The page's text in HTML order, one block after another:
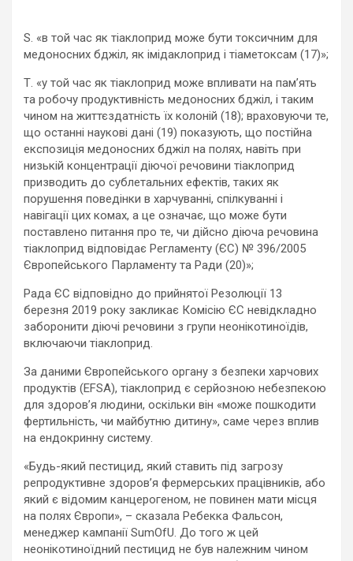
S. «в той час як тіаклоприд може бути токсичним для
медоносних бджіл, як імідаклоприд і тіаметоксам (17)»;
Т. «у той час як тіаклоприд може впливати на пам’ять
та робочу продуктивність медоносних бджіл, і таким
чином на життєздатність їх колоній (18); враховуючи те,
що останні наукові дані (19) показують, що постійна
експозиція медоносних бджіл на полях, навіть при
низькій концентрації діючої речовини тіаклоприд
призводить до сублетальних ефектів, таких як
порушення поведінки в харчуванні, спілкуванні і
навігації цих комах, а це означає, що може бути
поставлено питання про те, чи дійсно діюча речовина
тіаклоприд відповідає Регламенту (ЄС) № 396/2005
Європейського Парламенту та Ради (20)»;
Рада ЄС відповідно до прийнятої Резолюції 13
березня 2019 року закликає Комісію ЄС невідкладно
заборонити діючі речовини з групи неонікотиноїдів,
включаючи тіаклоприд.
За даними Європейського органу з безпеки харчових
продуктів (EFSA), тіаклоприд є серйозною небезпекою
для здоров’я людини, оскільки він «може пошкодити
фертильність, чи майбутню дитину», саме через вплив
на ендокринну систему.
«Будь-який пестицид, який ставить під загрозу
репродуктивне здоров’я фермерських працівників, або
який є відомим канцерогеном, не повинен мати місця
на полях Європи», – сказала Ребекка Фальсон,
менеджер кампанії SumOfU. До того ж цей
неонікотиноїдний пестицид не був належним чином